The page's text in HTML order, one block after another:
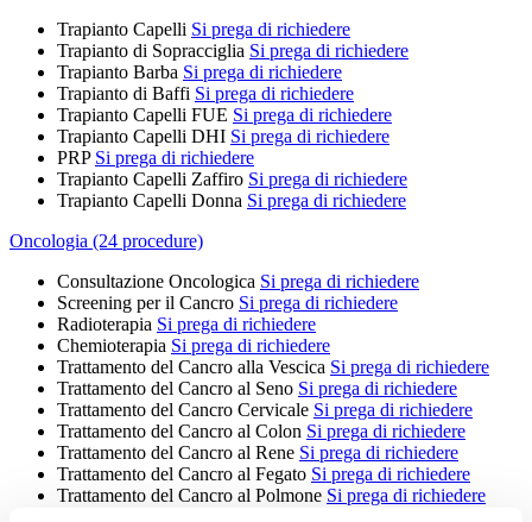
Trapianto Capelli Si prega di richiedere
Trapianto di Sopracciglia Si prega di richiedere
Trapianto Barba Si prega di richiedere
Trapianto di Baffi Si prega di richiedere
Trapianto Capelli FUE Si prega di richiedere
Trapianto Capelli DHI Si prega di richiedere
PRP Si prega di richiedere
Trapianto Capelli Zaffiro Si prega di richiedere
Trapianto Capelli Donna Si prega di richiedere
Oncologia (24 procedure)
Consultazione Oncologica Si prega di richiedere
Screening per il Cancro Si prega di richiedere
Radioterapia Si prega di richiedere
Chemioterapia Si prega di richiedere
Trattamento del Cancro alla Vescica Si prega di richiedere
Trattamento del Cancro al Seno Si prega di richiedere
Trattamento del Cancro Cervicale Si prega di richiedere
Trattamento del Cancro al Colon Si prega di richiedere
Trattamento del Cancro al Rene Si prega di richiedere
Trattamento del Cancro al Fegato Si prega di richiedere
Trattamento del Cancro al Polmone Si prega di richiedere